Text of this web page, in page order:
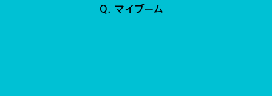
Q. マイブーム